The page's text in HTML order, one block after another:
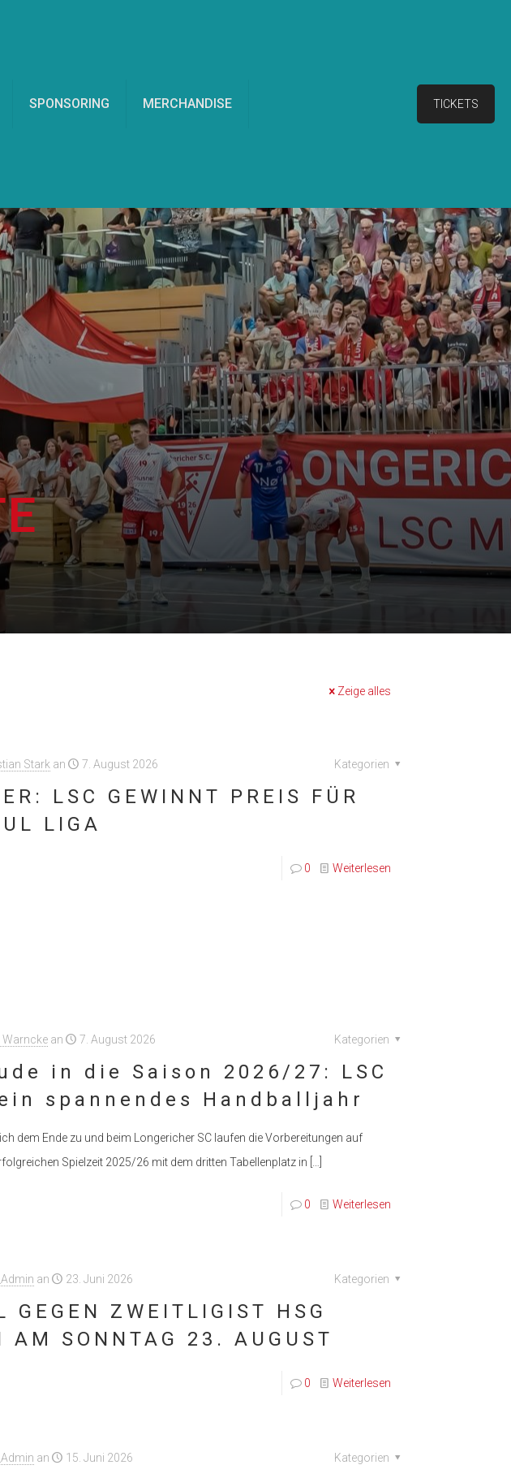
SPONSORING MERCHANDISE TICKETS
Zeige alles
Stark an 7. August 2026 Kategorien
LSC GEWINNT PREIS FÜR
LIGA
0 Weiterlesen
Warncke an 7. August 2026 Kategorien
in die Saison 2026/27: LSC
spannendes Handballjahr
dem Ende zu und beim Longericher SC laufen die Vorbereitungen auf
Spielzeit 2025/26 mit dem dritten Tabellenplatz in […]
0 Weiterlesen
an 23. Juni 2026 Kategorien
GEGEN ZWEITLIGIST HSG
AM SONNTAG 23. AUGUST
0 Weiterlesen
an 15. Juni 2026 Kategorien